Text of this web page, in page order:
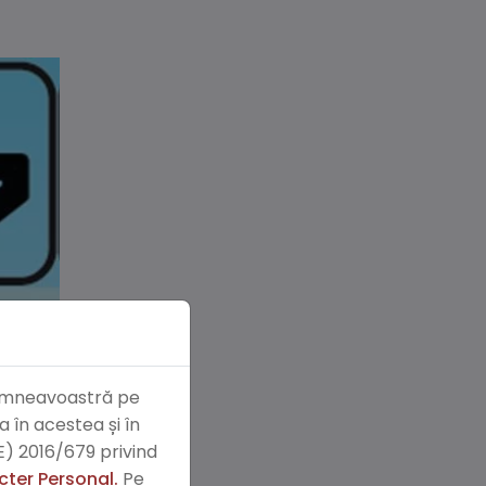
pe
în acestea și în
2016/679 privind
Personal. Pe